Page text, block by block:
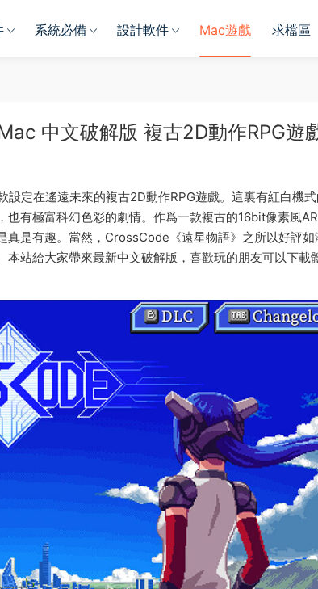
系統必備 設計軟件 Mac遊戲 求檔區
中文破解版 複古2D動作RPG遊
定在遙遠未來的複古2D動作RPG遊戲。這裏有紅白機
有極富科幻色彩的劇情。作爲一款複古的16bit像素風
是有趣。當然，CrossCode《遠星物語》之所以好評如
站給大家帶來最新中文破解版，喜歡玩的朋友可以下載